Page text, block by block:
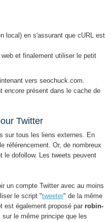
local) en s'assurant que cURL est
et finalement utiliser le petit
vers seochuck.com.
encore présent dans le cache de
Twitter
sur tous les liens externes. En
référencement. Or, de nombreux
le dofollow. Les tweets peuvent
un compte Twitter avec au moins
le script "tweeter" de la même
est également proposé parrobin-
le même principe que les